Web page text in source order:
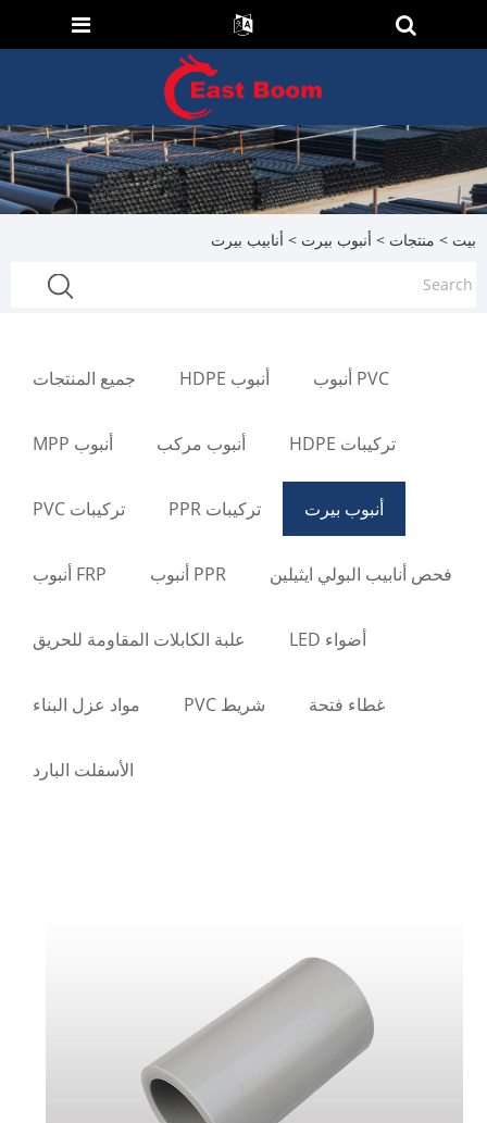
بيت > منتجات > أنبوب بيرت > أنابيب بيرت
جميع المنتجات أنبوب HDPE PVC أنبوب
أنبوب MPP أنبوب مركب تركيبات HDPE
تركيبات PVC تركيبات PPR أنبوب بيرت
FRP أنبوب PPR أنبوب فحص أنابيب البولي ايثيلين
علبة الكابلات المقاومة للحريق أضواء LED
مواد عزل البناء شريط PVC غطاء فتحة
الأسفلت البارد